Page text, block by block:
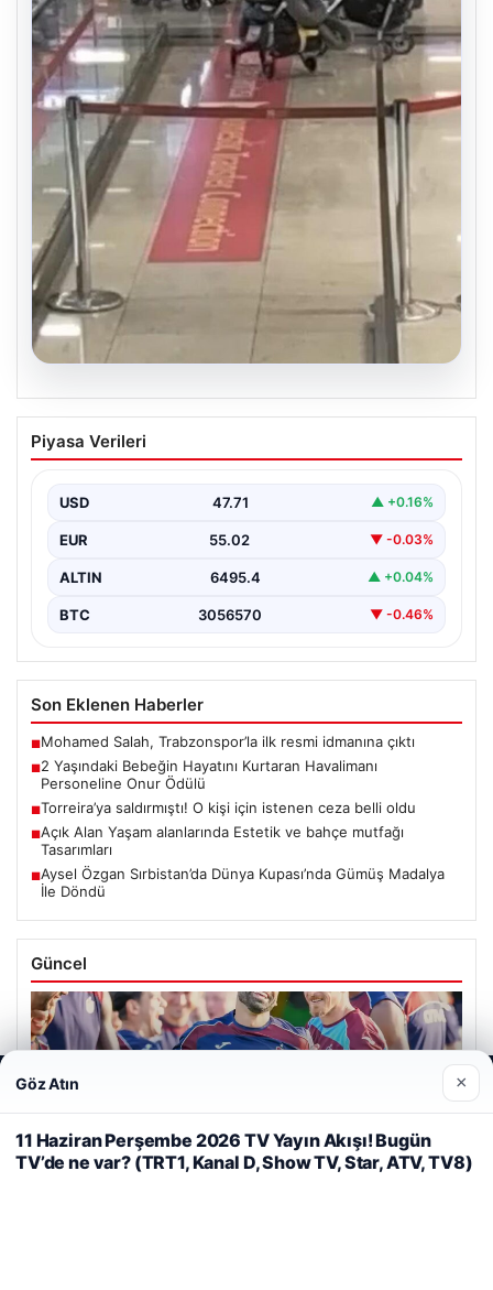
2 Yaşındaki Bebeğin Hayatını Kurtaran
Havalimanı Personeline Onur Ödülü
bir olayda, 2 yaşındaki Liam adlı bebek nefes…
Piyasa Verileri
USD 47.71 ▲ +0.16%
EUR 55.02 ▼ -0.03%
ALTIN 6495.4 ▲ +0.04%
BTC 3056570 ▼ -0.46%
Son Eklenen Haberler
■Mohamed Salah, Trabzonspor’la ilk resmi idmanına çıktı
■2 Yaşındaki Bebeğin Hayatını Kurtaran Havalimanı
Personeline Onur Ödülü
■Torreira’ya saldırmıştı! O kişi için istenen ceza belli oldu
■Açık Alan Yaşam alanlarında Estetik ve bahçe mutfağı
Tasarımları
■Aysel Özgan Sırbistan’da Dünya Kupası’nda Gümüş Madalya
İle Döndü
Güncel
Web sitemizi nasıl kullandığınızı daha iyi anlayabilmek,
deneyiminizi kişiselleştirmek ve geliştirmek amacıyla çerezler
kullanıyoruz.Çerez Politikamız
Reddet Kabul Et
Göz Atın ×
11 Haziran Perşembe 2026 TV Yayın Akışı! Bugün
TV’de ne var? (TRT1, Kanal D, Show TV, Star, ATV, TV8)